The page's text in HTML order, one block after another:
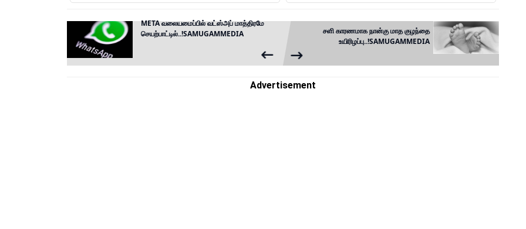
META வலையமைப்பில் வட்ஸ்அப் மாத்திரமே
செயற்பாட்டில்..!SAMUGAMMEDIA
சளி காரணமாக நான்கு மாத குழந்தை
உயிரிழப்பு..!SAMUGAMMEDIA
Advertisement